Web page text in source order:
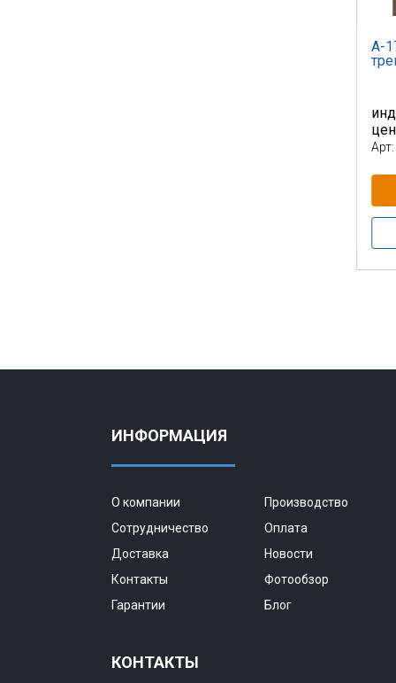
А-
ИНФОРМАЦИЯ
О компании
Производство
Сотрудничество
Оплата
Доставка
Новости
Контакты
Фотообзор
Гарантии
Блог
КОНТАКТЫ